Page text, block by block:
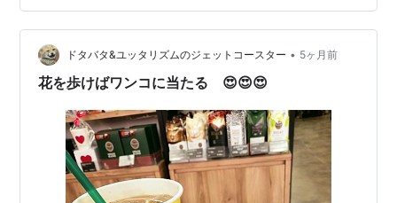
付けに異議を唱えた。 ● ガーナを中心とした支持者たち
は、この措置を歴史的な不正に対処し正義を達成するた
めの必要な一歩として位置づけています。 ● この決議
は、歴史的な不正義…
ドタバタ&ユッタリズムのジェットコースター • 5ヶ月前
花を歩けばワンコに当たる 😍😍😍